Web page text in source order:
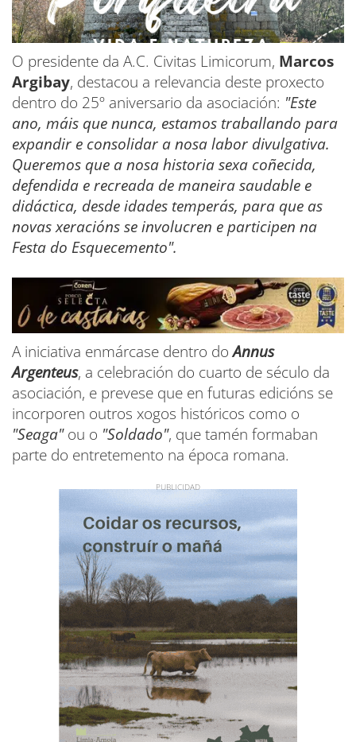
O presidente da A.C. Civitas Limicorum, Marcos
Argibay, destacou a relevancia deste proxecto
dentro do 25º aniversario da asociación: "Este
ano, máis que nunca, estamos traballando para
expandir e consolidar a nosa labor divulgativa.
Queremos que a nosa historia sexa coñecida,
defendida e recreada de maneira saudable e
didáctica, desde idades temperás, para que as
novas xeracións se involucren e participen na
Festa do Esquecemento".
A iniciativa enmárcase dentro doAnnus
Argenteus, a celebración do cuarto de século da
asociación, e prevese que en futuras edicións se
incorporen outros xogos históricos como o
"Seaga"ou o "Soldado", que tamén formaban
parte do entretemento na época romana.